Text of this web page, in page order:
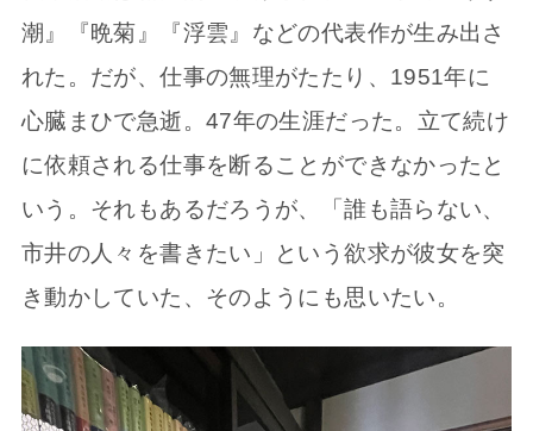
潮』『晩菊』『浮雲』などの代表作が生み出さ
れた。だが、仕事の無理がたたり、1951年に
心臓まひで急逝。47年の生涯だった。立て続け
に依頼される仕事を断ることができなかったと
いう。それもあるだろうが、「誰も語らない、
市井の人々を書きたい」という欲求が彼女を突
き動かしていた、そのようにも思いたい。